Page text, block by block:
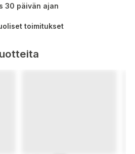
30 päivän ajan
toimitukset